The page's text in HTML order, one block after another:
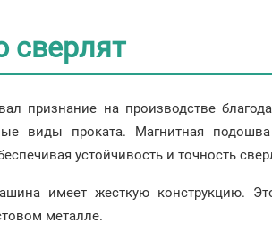
сверлят
признание на производстве
виды проката. Магнитная
устойчивость и точность
имеет жесткую конструкцию.
металле.